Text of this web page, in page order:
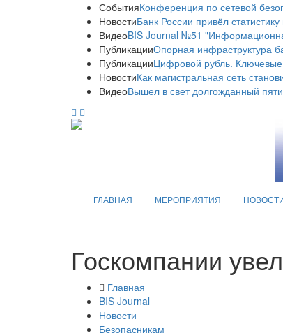
СобытияКонференция по сетевой
НовостиБанк России привёл
ВидеоBIS Journal №51
ПубликацииОпорная инфраструктура
ПубликацииЦифровой рубль. Ключевые
НовостиКак магистральная сеть
ВидеоВышел в свет долгожданный
ГЛАВНАЯ МЕРОПРИЯТИЯ
Госкомпании
Главная
BIS Journal
Новости
Безопасникам